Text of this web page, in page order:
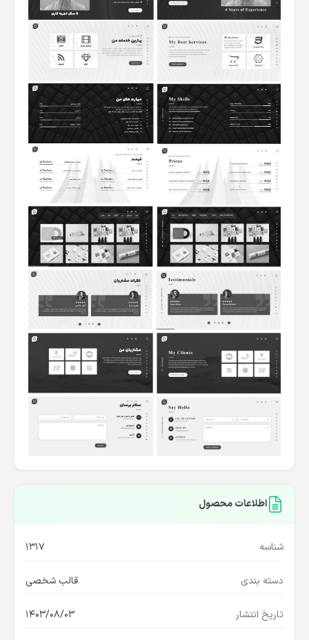
اطلاعات محصول
شناسه 1317
دسته بندی قالب شخصی
تاریخ انتشار 1403/08/03